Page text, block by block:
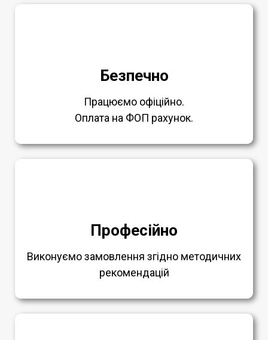
Безпечно
Працюємо офіційно.
Оплата на ФОП рахунок.
Професійно
Виконуємо замовлення згідно методичних
рекомендацій